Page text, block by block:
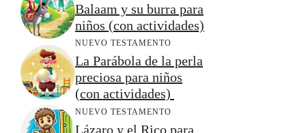
Balaam y su burra para
niños (con actividades)
NUEVO TESTAMENTO
La Parábola de la perla
preciosa para niños
(con actividades)
NUEVO TESTAMENTO
Lázaro y el Rico para